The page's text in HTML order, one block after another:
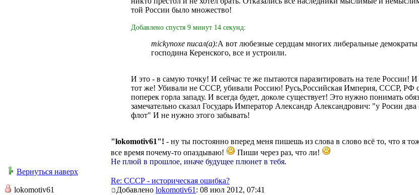
той России было множество!
Добавлено спустя 9 минут 14 секунд:
mickynoxe писал(а):А вот любезные сердцам многих либеральные демократы
господина Керенского, все и устроили.
И это - в самую точку! И сейчас те же пытаются паразитировать на теле России!
тот же! Убивали не СССР, убивали Россию! Русь,Российская Империя, СССР,
поперек горла западу. И всегда будет, доколе существует! Это нужно понимать
замечательно сказал Государь Император Александр Александрович: "у Росии
флот" И не нужно этого забывать!
"lokomotiv61"! - ну ты постоянно вперед меня пишешь из слова в слово всё то, что я
все время почему-то опаздываю!
Пиши через раз, что ли!
Не плюй в прошлое, иначе будущее плюнет в тебя.
Вернуться наверх
lokomotiv61
Re: СССР - историческая ошибка?
Добавлено lokomotiv61: 08 июл 2012, 07:41